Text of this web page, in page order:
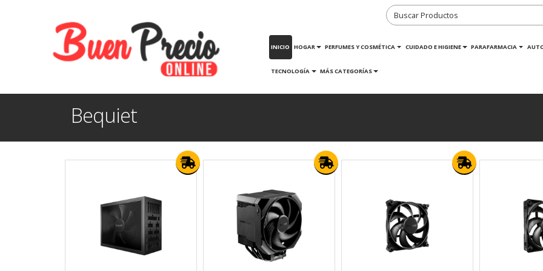
INICIO HOGAR PERFUMES Y COSMÉTICA CUIDADO E HIGIENE PARAFARMACIA
TECNOLOGÍA MÁS CATEGORÍAS
Bequiet